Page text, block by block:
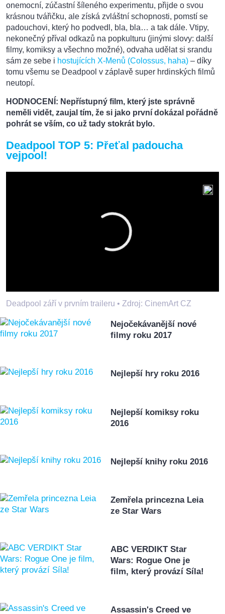
onemocní, zúčastní šíleného experimentu, přijde o svou
krásnou tvářičku, ale získá zvláštní schopnosti, pomstí se
padouchovi, který ho podvedl, bla, bla… a tak dále. Vtipy,
nekonečný příval odkazů na popkulturu (jinými slovy: další
filmy, komiksy a všechno možné), odvaha udělat si srandu
sám ze sebe i hostujících X-Menů (Colossus, haha) – díky
tomu všemu se Deadpool v záplavě super hrdinských filmů
neutopí.
HODNOCENÍ: Nepřístupný film, který jste správně
neměli vidět, zaujal tím, že si jako první dokázal pořádně
pohrát se vším, co už tady stokrát bylo.
Deadpool TOP 5: Přeťal padoucha
vejpool!
Deadpool září v prvním traileru • Zdroj: CinemArt CZ
Nejočekávanější nové
filmy roku 2017
Nejlepší hry roku 2016
Nejlepší komiksy roku
2016
Nejlepší knihy roku 2016
Zemřela princezna Leia
ze Star Wars
ABC VERDIKT Star
Wars: Rogue One je
film, který provází Síla!
Assassin's Creed ve